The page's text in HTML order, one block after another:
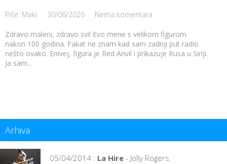
Piše: Maki 30/06/2026 Nema komentara
Zdravo maleni, zdravo svi! Evo mene s velikom figurom
nakon 100 godina. Fakat ne znam kad sam zadnji put radio
nešto ovako. Enivej, figura je Red Anvil i prikazuje Rusa u Siriji.
Ja sam...
Arhiva
05/04/2014 : La Hire - Jolly Rogers